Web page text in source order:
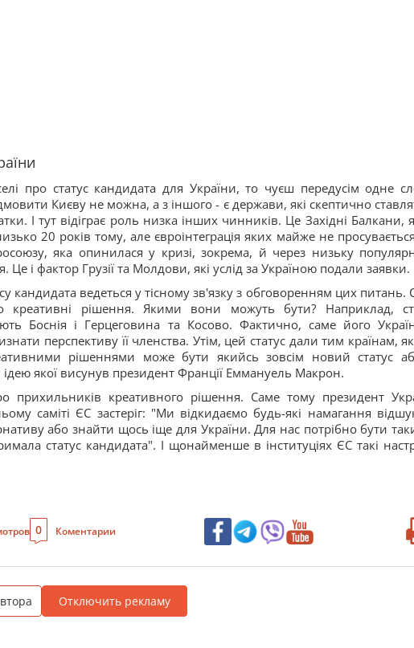
про статус кандидата для України, то чуєш передусім одне
Києву не можна, а з іншого - є держави, які скептично
І тут відіграє роль низка інших чинників. Це Західні Балкани,
20 років тому, але євроінтеграція яких майже не
яка опинилася у кризі, зокрема, й через низьку
і фактор Грузії та Молдови, які услід за Україною подали заявки.
кандидата ведеться у тісному зв'язку з обговоренням цих питань.
рішення. Якими вони можуть бути? Наприклад,
Боснія і Герцеговина та Косово. Фактично, саме його
перспективу її членства. Утім, цей статус дали тим країнам,
рішеннями може бути якийсь зовсім новий статус
ідею якої висунув президент Франції Еммануель Макрон.
креативного рішення. Саме тому президент
саміті ЄС застеріг: "Ми відкидаємо будь-які намагання
або знайти щось іще для України. Для нас потрібно бути
статус кандидата". І щонайменше в інституціях ЄС такі
0 Коментарии
Отключить рекламу